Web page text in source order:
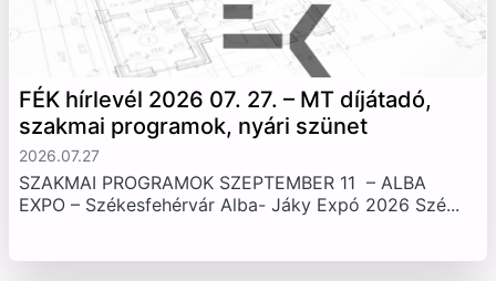
FÉK hírlevél 2026 07. 27. – MT díjátadó,
szakmai programok, nyári szünet
2026.07.27
SZAKMAI PROGRAMOK SZEPTEMBER 11 – ALBA
EXPO – Székesfehérvár Alba- Jáky Expó 2026 Szé...